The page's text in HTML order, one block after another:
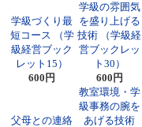
学級づくり最
短コース （学
級経営ブック
レット15）
600円
学級の雰囲気
を盛り上げる
技術 （学級経
営ブックレッ
ト30）
600円
父母との連絡
教室環境・学
級事務の腕を
あげる技術